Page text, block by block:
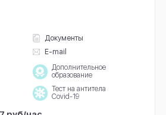
Документы
E-mail
Дополнительное
образование
Тест на антитела
Covid-19